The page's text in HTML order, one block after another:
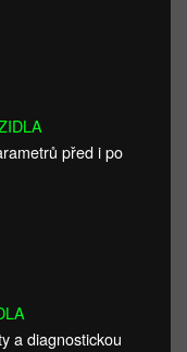
před i po
a diagnostickou